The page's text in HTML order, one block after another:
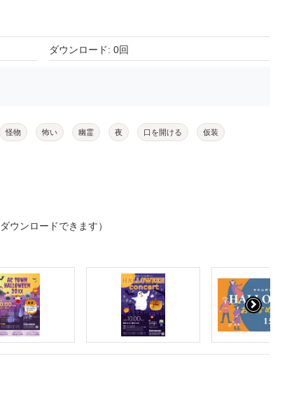
ダウンロード: 0回
怪物 怖い 幽霊 夜 口を開ける 仮装
ウンロードできます）